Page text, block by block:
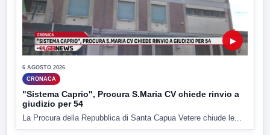
▶
6 AGOSTO 2026
CRONACA
"Sistema Caprio", Procura S.Maria CV chiede rinvio a
giudizio per 54
La Procura della Repubblica di Santa Capua Vetere chiude le...